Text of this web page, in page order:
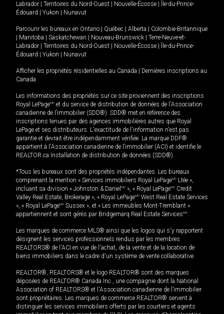
Labrador
Territoires du Nord-Ouest Nouvelle-Écosse
Île-du-Prince-
Édouard
Yukon Nunavut
Parcourir les bureaux en Ontario Québec Alberta
Colombie-Britannique
Manitoba Saskatchewan Nouveau-Brunswick
Terre-Neuve-et-
Labrador
Territoires du Nord-Ouest Nouvelle-Écosse
Île-du-Prince-
Édouard
Yukon Nunavut
Afficher les propriétés résidentielles au Canada
Dernières inscriptions au
Canada
Les informations des propriétés sur ce site proviennent des inscriptions
Royal LePageMD et du service de distribution de données de l'Association
canadienne de l’immobilier (SDD®). SDD® met en référence des
inscriptions tenues par des agences immobilières autres que Royal
LePage et ses distributeurs. L'exactitude de l'information n'est pas
garantie et devrait être indépendamment vérifiée. La marque DDF®
appartient à l'Association canadienne de l’immobilier (ACI) et identifie le
REALTOR.ca Installation de distribution de données (SDD®).
*Tous les bureaux sont des propriétés indépendantes. Les bureaux
comprenant la mention « Services immobiliers Royal LePageMD Ltée »,
incluant sa division « Johnston & Daniel MD », « Royal LePageMD Credit
Valley Real Estate, Brokerage », « Royal LePageMD West Real Estate Services
», « Royal LePageMD Sussex », et « Les immeubles Mont-Tremblant »
appartiennent et sont gérés par Bridgemarq Real Estate ServicesMD.
Les marques de commerce MLS® ainsi que les logos qui s'y rapportent
désignent les services professionnels rendus par les membres
REALTORS® de l'ACI en vue de l'achat, de la vente et de la location de
biens immobiliers dans le cadre d'un système de vente collaborative.
REALTOR®, REALTORS® et le logo REALTOR® sont des marques
déposées de REALTOR® Canada Inc., une compagnie dont la National
Association of REALTORS® et l'Association canadienne de l’immobilier
sont propriétaires. Les marques de commerce REALTOR® servent à
distinguer les services immobiliers offerts par les courtiers et agents